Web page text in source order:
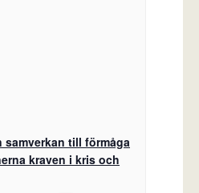
samverkan till förmåga
kraven i kris och